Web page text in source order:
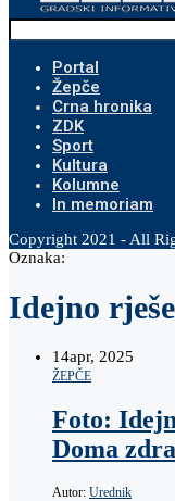
Portal
Žepče
Crna hronika
ZDK
Sport
Kultura
Kolumne
In memoriam
Copyright 2021 - All
Oznaka:
Idejno
14apr, 2025
ŽEPČE
Foto:
Doma
Autor: Urednik